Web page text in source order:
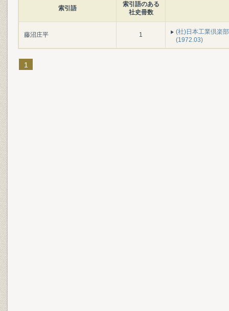
索引語
索引語のある
社史冊数
藤沼庄平 1
(社)日本工業倶楽
(1972.03)
1